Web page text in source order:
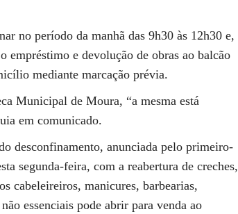
no período da manhã das 9h30 às 12h30 e,
empréstimo e devolução de obras ao balcão
mediante marcação prévia.
Municipal de Moura, “a mesma está
em comunicado.
desconfinamento, anunciada pelo primeiro-
segunda-feira, com a reabertura de creches,
cabeleireiros, manicures, barbearias,
essenciais pode abrir para venda ao